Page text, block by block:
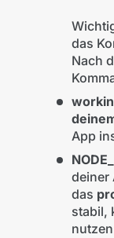
das
Nach
App
deiner
das
stabil,